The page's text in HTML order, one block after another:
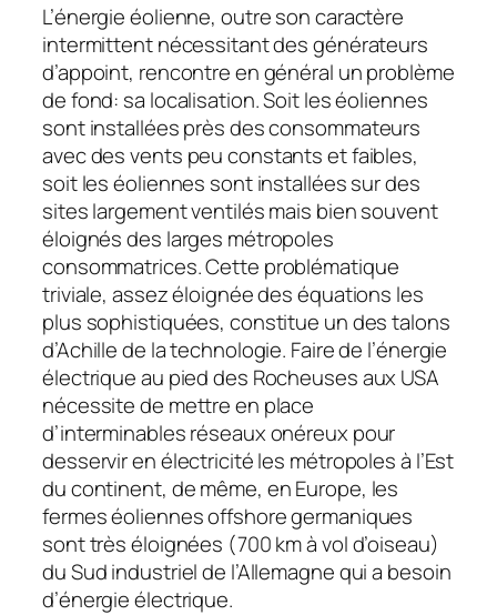
L’énergie éolienne, outre son caractère
intermittent nécessitant des générateurs
d’appoint, rencontre en général un problème
de fond: sa localisation. Soit les éoliennes
sont installées près des consommateurs
avec des vents peu constants et faibles,
soit les éoliennes sont installées sur des
sites largement ventilés mais bien souvent
éloignés des larges métropoles
consommatrices. Cette problématique
triviale, assez éloignée des équations les
plus sophistiquées, constitue un des talons
d’Achille de la technologie. Faire de l’énergie
électrique au pied des Rocheuses aux USA
nécessite de mettre en place
d’interminables réseaux onéreux pour
desservir en électricité les métropoles à l’Est
du continent, de même, en Europe, les
fermes éoliennes offshore germaniques
sont très éloignées (700 km à vol d’oiseau)
du Sud industriel de l’Allemagne qui a besoin
d’énergie électrique.